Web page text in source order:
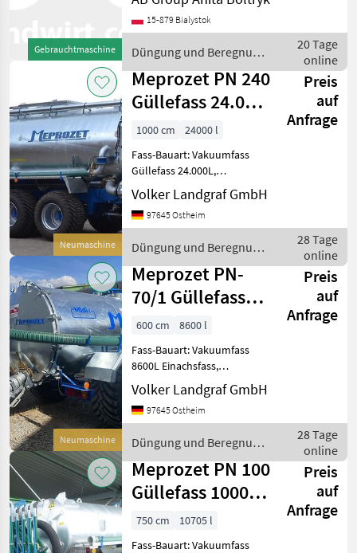
Gebrauchtmaschine
transportu wody pitnej: -
ogumienie385/65 R22, 5 -
jednoosiowy - atest PZH d
15-879 Bialystok
Düngung und Beregnung
/ Meprozet
20 Tage
online
Neumaschine
Meprozet PN 240
Güllefass 24.000
L Tridem 700/50-
26,5 Nac
Preis
auf
Anfrage
1000 cm
24000 l
Fass-Bauart: Vakuumfass
Güllefass 24.000L,
Untenanhängung mit
Kugelkopf K80, 2-Leiter
Bremse mit ALB, Tridem-
hintere Lenkachse,
feuerverzink
Volker Landgraf GmbH
97645 Ostheim
Düngung und Beregnung
/ Meprozet
28 Tage
online
Neumaschine
Meprozet PN-
70/1 Güllefass
8600 L
Preis
auf
Anfrage
600 cm
8600 l
Fass-Bauart: Vakuumfass
8600L Einachsfass,
feuerverzinkter
Stahlbehälter,
Innenverstärkungsringe,
verzinkte Kotflügel,
regulierbarer Stützfuß,
Volker Landgraf GmbH
97645 Ostheim
Düngung und Beregnung
/ Meprozet
28 Tage
online
Meprozet PN 100
Güllefass 10000
L Tandem +
Lenkachse
Preis
auf
Anfrage
750 cm
10705 l
Fass-Bauart: Vakuumfass